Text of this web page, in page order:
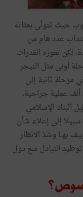
حيث تتولّى بعثاته
عدد هام من
لكن تعوزه القدرات
أولى مثل النيجر
مرحلة ثانية إلى
شرق القارة ليشمل جيبوتي والموزمبيق خاصة. وأجرى أطباء نادي البصر في كلّ هذه البلدان أكثر من 33 ألف عملية جراحية،
البنك الإسلامي
إلى إعلاء شأن
بهــا وشدّ الانظار
التبادل مــع دول